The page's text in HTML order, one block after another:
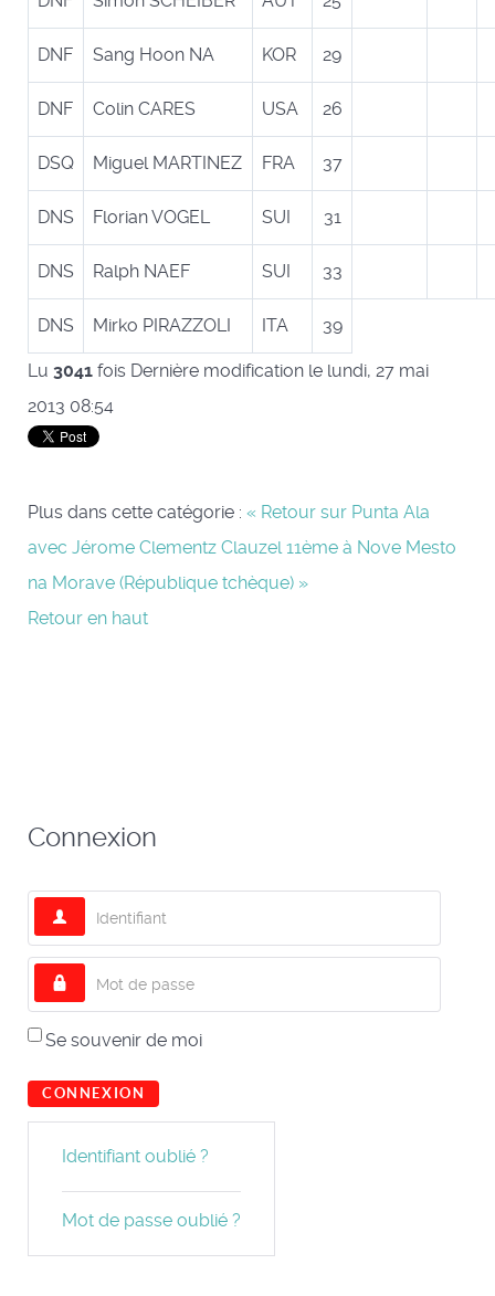
DNF Sang Hoon NA KOR 29
DNF Colin CARES USA 26
DSQ Miguel MARTINEZ FRA 37
DNS Florian VOGEL SUI 31
DNS Ralph NAEF SUI 33
DNS Mirko PIRAZZOLI ITA 39
Lu 3041 fois Dernière modification le lundi, 27 mai
2013 08:54
Plus dans cette catégorie : « Retour sur Punta Ala
avec Jérome Clementz Clauzel 11ème à Nove Mesto
na Morave (République tchèque) »
Retour en haut
Connexion
Identifiant
Se souvenir de moi
CONNEXION
Identifiant oublié ?
Mot de passe oublié ?